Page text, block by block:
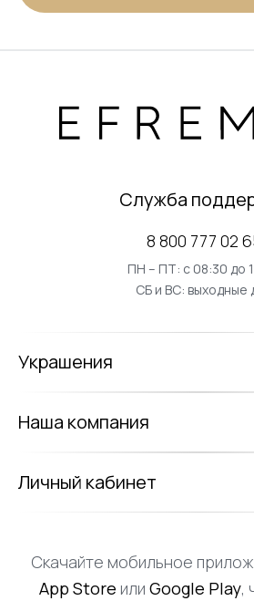
Служба
8 800 777 02
ПН – ПТ: с 08:30 до
СБ и ВС: выходные
Украшения
Наша компания
Личный кабинет
Скачайте мобильное
App Store или Google Play,